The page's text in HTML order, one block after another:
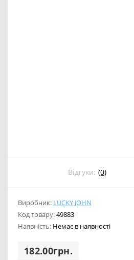
Відгуки: (0)
Виробник: LUCKY JOHN
Код товару:49883
Наявність: Немає в наявності
182.00грн.